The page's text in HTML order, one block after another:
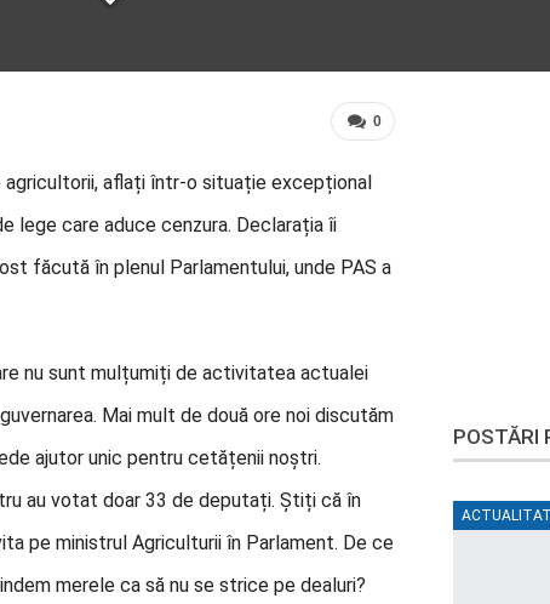
0
aflați într-o situație excepțional
lege care aduce cenzura. Declarația îi
făcută în plenul Parlamentului, unde PAS a
nu sunt mulțumiți de activitatea actualei
Mai mult de două ore noi discutăm
ajutor unic pentru cetățenii noștri.
au votat doar 33 de deputați. Știți că în
pe ministrul Agriculturii în Parlament. De ce
merele ca să nu se strice pe dealuri?
POSTĂRI